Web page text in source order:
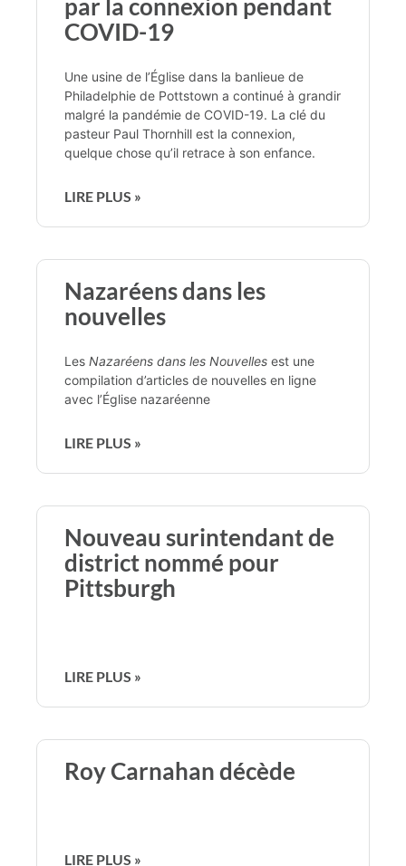
par la connexion pendant
COVID-19
Une usine de l’Église dans la banlieue de
Philadelphie de Pottstown a continué à grandir
malgré la pandémie de COVID-19. La clé du
pasteur Paul Thornhill est la connexion,
quelque chose qu’il retrace à son enfance.
LIRE PLUS »
Nazaréens dans les
nouvelles
Les Nazaréens dans les Nouvelles est une
compilation d’articles de nouvelles en ligne
avec l’Église nazaréenne
LIRE PLUS »
Nouveau surintendant de
district nommé pour
Pittsburgh
LIRE PLUS »
Roy Carnahan décède
LIRE PLUS »